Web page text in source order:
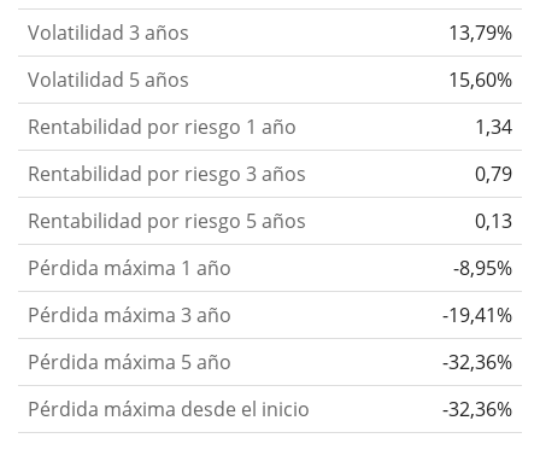
Volatilidad 3 años
13,79%
Volatilidad 5 años
15,60%
Rentabilidad por riesgo 1 año
1,34
Rentabilidad por riesgo 3 años
0,79
Rentabilidad por riesgo 5 años
0,13
Pérdida máxima 1 año
-8,95%
Pérdida máxima 3 año
-19,41%
Pérdida máxima 5 año
-32,36%
Pérdida máxima desde el inicio
-32,36%